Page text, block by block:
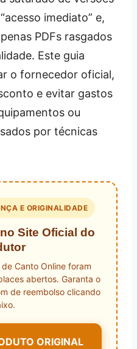
imediato” e,
PDFs rasgados
Este guia
o fornecedor oficial,
e evitar gastos
ou
por técnicas
E ORIGINALIDADE
Site Oficial do
Canto Online foram
abertos. Garanta o
de reembolso clicando
ORIGINAL